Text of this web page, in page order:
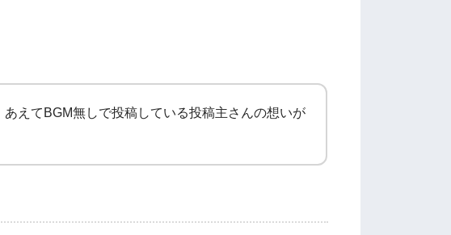
えてBGM無しで投稿している投稿主さんの想いが